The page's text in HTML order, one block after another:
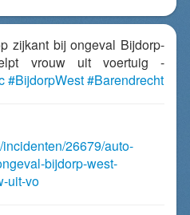
zijkant bij ongeval Bijdorp-
vrouw uit voertuig -
#BijdorpWest#Barendrecht
26679/auto-
bijdorp-west-
uit-vo